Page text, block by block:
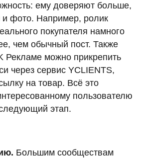
ему доверяют больше,
и фото. Например, ролик
покупателя намного
чем обычный пост. Также
Рекламе можно прикрепить
через сервис YCLIENTS,
на товар. Всё это
пользователю
этап.
Большим сообществам